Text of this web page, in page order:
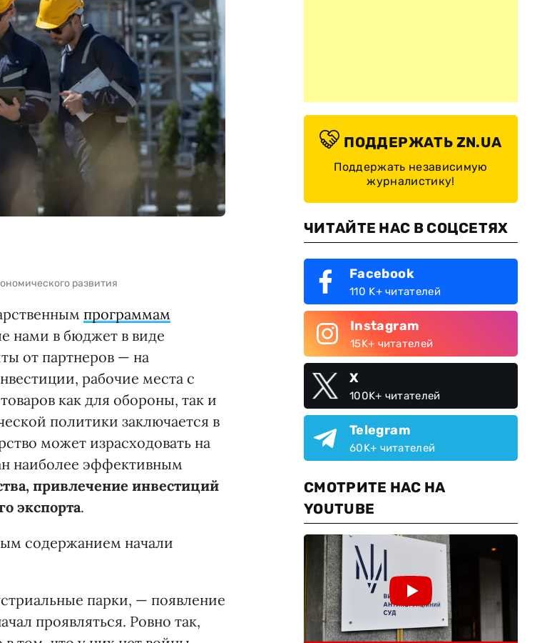
развития
программам
нами в бюджет в виде
от партнеров — на
рабочие места с
как для обороны, так и
политики заключается в
может израсходовать на
наиболее эффективным
привлечение инвестиций
экспорта.
содержанием начали
парки, — появление
проявляться. Ровно так,
ПОДДЕРЖАТЬ ZN.UA
Поддержать независимую
журналистику!
ЧИТАЙТЕ НАС В СОЦСЕТЯХ
Facebook
110 K+ читателей
Instagram
15K+ читателей
X
100K+ читателей
Telegram
60K+ читателей
СМОТРИТЕ НАС НА
YOUTUBE